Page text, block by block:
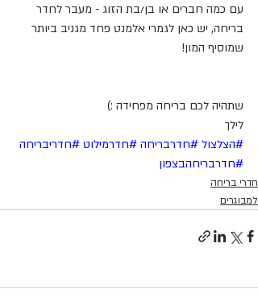
עם כמה חברים או בן/בת הזוג - מעבר לחדר
בריחה, יש כאן לגמרי אלמנט פחד מגניב ביותר
שמוסיף המון!
שתהיה לכם בריחה מפחידה :)
לילך
#הצלצול #חדרבריחה #חדרמילוט #חדריבריחה
#חדרבריחהבצפון
חדרי בריחה
למבוגרים